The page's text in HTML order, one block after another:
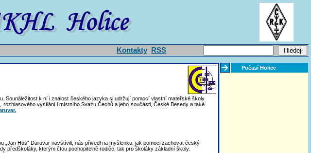
Kontakty RSS
Sounáležitost k ní i znalost českého jazyka si udržují pomocí vlastní mateřské školy
rozhlasového vysílání i místního Svazu Čechů a jeho součásti, České Besedy a také
Hus“ Daruvar navštívili, nás přivedl na myšlenku, jak pomoci zachovat český
předškoláky, kterým čtou pochopitelně rodiče, tak pro školáky základní školy.
Počasí Holice